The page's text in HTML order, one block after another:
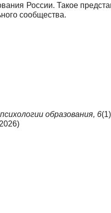
России. Такое
сообщества.
образования, 6